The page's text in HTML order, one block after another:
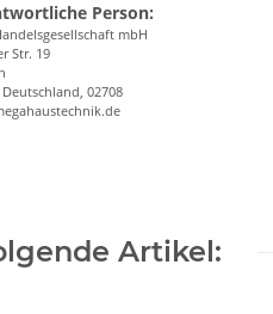
Person:
mbH
Str. 19
02708
Artikel: